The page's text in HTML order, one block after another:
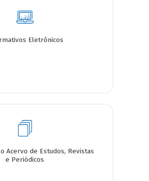
Eletrônicos
Acervo de Estudos, Revistas
e Periódicos